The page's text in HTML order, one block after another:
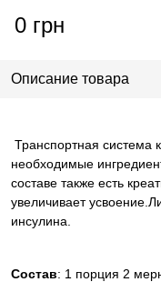
0 грн
Описание товара
Транспортная система
необходимые
составе также есть
увеличивает
инсулина.
Состав: 1 порция 2